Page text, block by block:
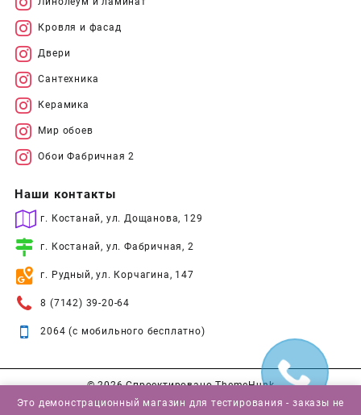
Кровля и фасад
Двери
Сантехника
Керамика
Мир обоев
Обои Фабричная 2
Наши контакты
г. Костанай, ул. Дощанова, 129
г. Костанай, ул. Фабричная, 2
г. Рудный, ул. Корчагина, 147
8 (7142) 39-20-64
2064 (с мобильного бесплатно)
© 2026Спроектировано ThemeHunk
Это демонстрационный магазин для тестирования - заказы не